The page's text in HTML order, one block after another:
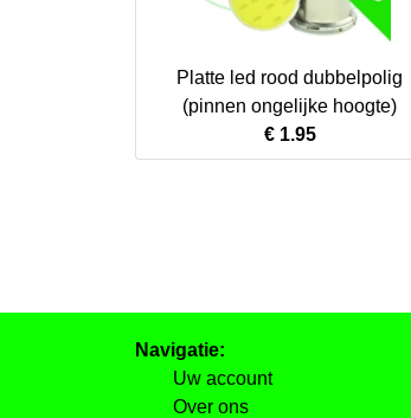
Platte led rood dubbelpolig
(pinnen ongelijke hoogte)
€ 1.95
Navigatie:
Uw account
Over ons